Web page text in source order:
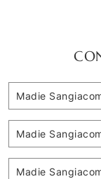
Madie
Madie
Madie